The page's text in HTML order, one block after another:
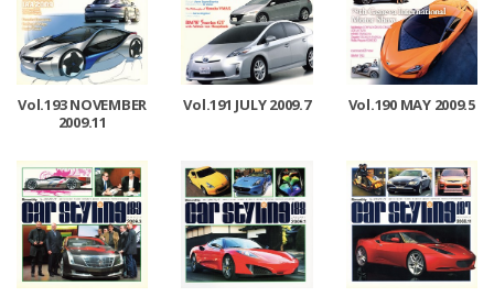
Vol.193 NOVEMBER
2009.11
Vol.191 JULY 2009.7 Vol.190 MAY 2009.5